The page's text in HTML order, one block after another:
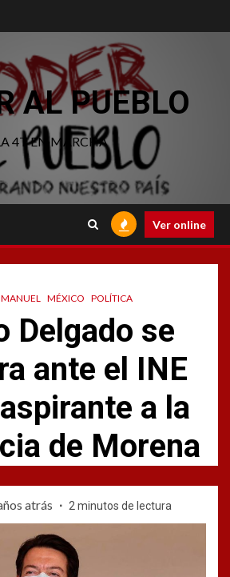
AL PUEBLO
4T EN MARCHA
Ver online
MANUEL MÉXICO POLÍTICA
Delgado se
ante el INE
a la
de Morena
atrás 2 minutos de lectura